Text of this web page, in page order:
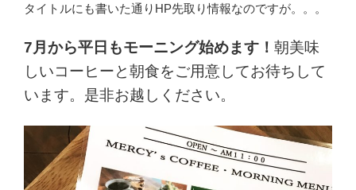
タイトルにも書いた通りHP先取り情報なのですが。。。
7月から平日もモーニング始めます！ 朝美味
しいコーヒーと朝食をご用意してお待ちして
います。是非お越しください。